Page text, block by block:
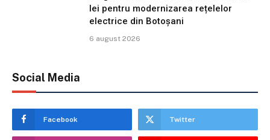
lei pentru modernizarea rețelelor
electrice din Botoșani
6 august 2026
Social Media
Facebook Twitter